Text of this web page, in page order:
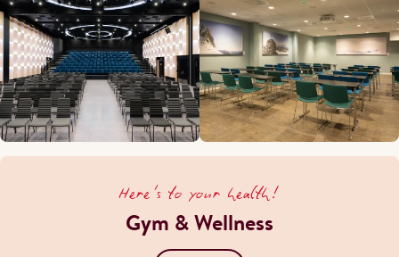
Here's to your health!
Gym & Wellness